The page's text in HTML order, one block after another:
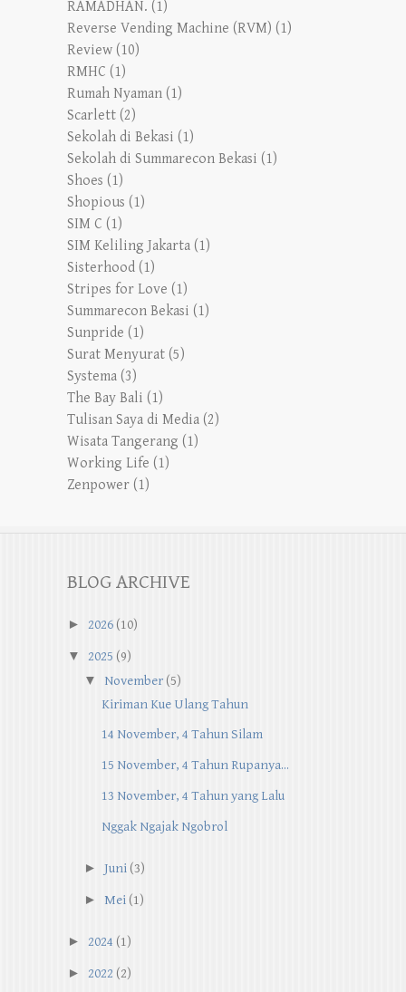
RAMADHAN. (1)
Reverse Vending Machine (RVM) (1)
Review (10)
RMHC (1)
Rumah Nyaman (1)
Scarlett (2)
Sekolah di Bekasi (1)
Sekolah di Summarecon Bekasi (1)
Shoes (1)
Shopious (1)
SIM C (1)
SIM Keliling Jakarta (1)
Sisterhood (1)
Stripes for Love (1)
Summarecon Bekasi (1)
Sunpride (1)
Surat Menyurat (5)
Systema (3)
The Bay Bali (1)
Tulisan Saya di Media (2)
Wisata Tangerang (1)
Working Life (1)
Zenpower (1)
BLOG ARCHIVE
► 2026 (10)
▼
2025 (9)
▼
November (5)
Kiriman Kue Ulang Tahun
14 November, 4 Tahun Silam
15 November, 4 Tahun Rupanya...
13 November, 4 Tahun yang Lalu
Nggak Ngajak Ngobrol
► Juni (3)
► Mei (1)
► 2024 (1)
► 2022 (2)